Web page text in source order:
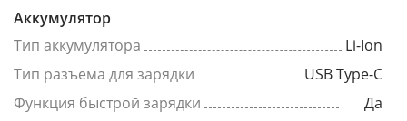
Аккумулятор
Тип аккумулятора
Li-Ion
Тип разъема для зарядки
USB Type-C
Функция быстрой зарядки
Да